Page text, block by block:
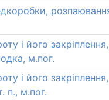
і його закріплення,
м.пог.
і його закріплення,
п., м.пог.